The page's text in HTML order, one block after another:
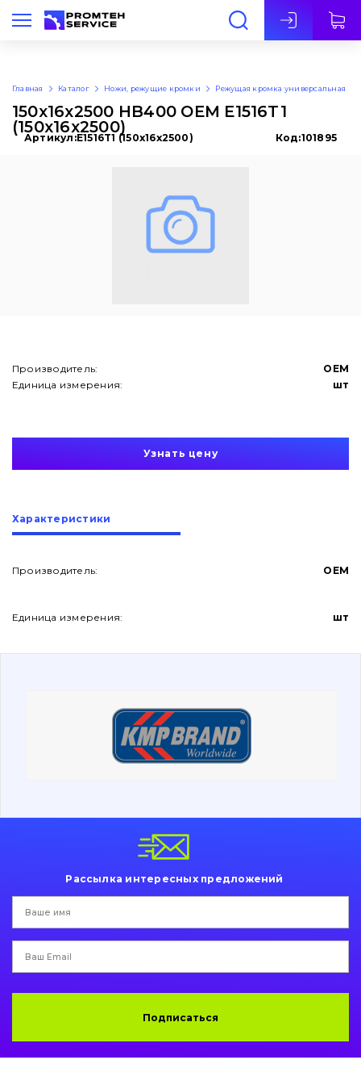
Рус
О нас
Контакты
Вакансии
Коронки, зубья, адаптера, пальцы, фиксаторы
Ножи, режущие кромки
Подушки амортизационные
Пальци и втулки
написати
зателефонувати
Главная Каталог Ножи, режущие кромки Режущая кромка универсальная
150x16x2500 HB400 OEM E1516T1
(150x16x2500)
Артикул:E1516T1 (150x16x2500) Код:101895
Производитель:
OEM
Единица измерения:
шт
Узнать цену
Характеристики
Производитель: OEM
Единица измерения: шт
Рассылка интересных предложений
Подписаться